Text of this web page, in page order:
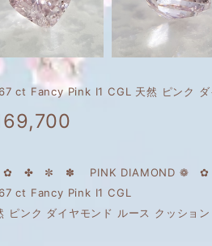
ct Fancy Pink I1 CGL 天然 ピンク ダ
✤ ✼ ✽ PINK DIAMOND
ct Fancy Pink I1 CGL
ピンク ダイヤモンド ルース クッショ